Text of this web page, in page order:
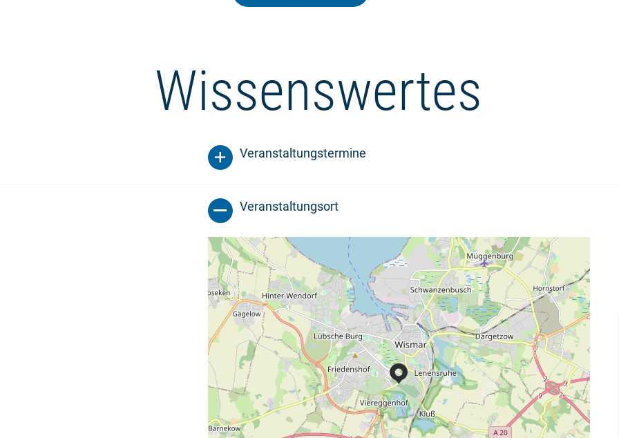
Wissenswertes
Veranstaltungstermine
Veranstaltungsort